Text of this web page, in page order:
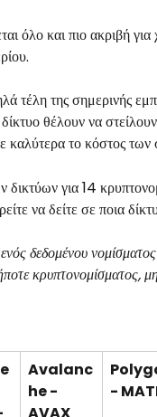
και πιο ακριβή για
της σημερινής
θέλουν να
καλύτερα το κόστος
για 14
να δείτε σε ποια
δεδομένου
κρυπτονομίσματος,
Avalanc
he -
-